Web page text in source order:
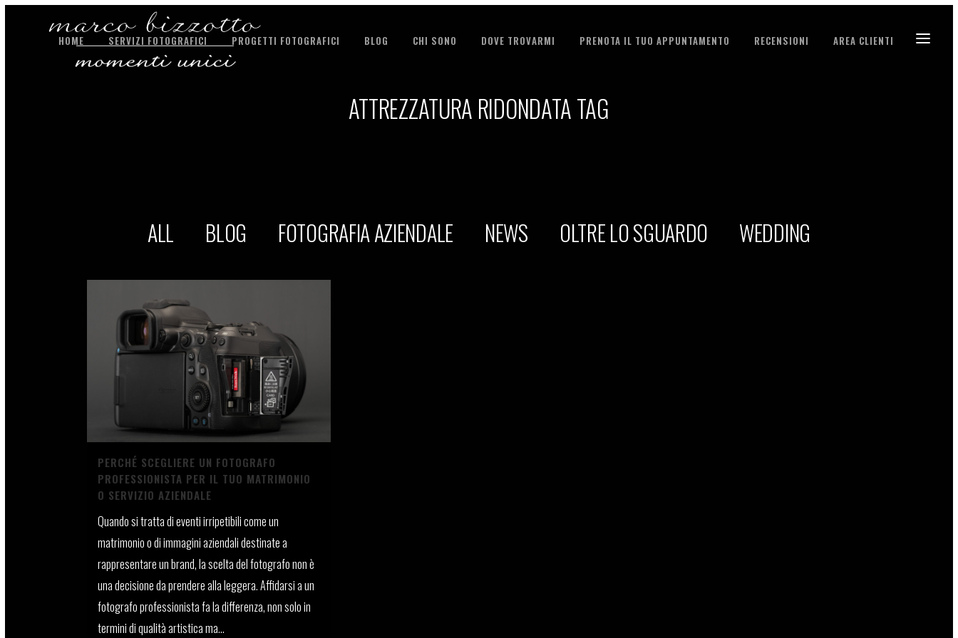
HOME SERVIZI FOTOGRAFICI PROGETTI FOTOGRAFICI BLOG CHI SONO DOVE TROVARMI PRENOTA IL TUO APPUNTAMENTO RECENSIONI AREA CLIENTI
ATTREZZATURA RIDONDATA TAG
ALL BLOG FOTOGRAFIA AZIENDALE NEWS OLTRE LO SGUARDO WEDDING
PERCHÉ SCEGLIERE UN FOTOGRAFO
PROFESSIONISTA PER IL TUO MATRIMONIO
O SERVIZIO AZIENDALE
Quando si tratta di eventi irripetibili come un
matrimonio o di immagini aziendali destinate a
rappresentare un brand, la scelta del fotografo non è
una decisione da prendere alla leggera. Affidarsi a un
fotografo professionista fa la differenza, non solo in
termini di qualità artistica ma...